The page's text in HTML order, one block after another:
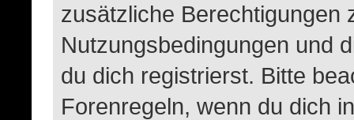
zusätzliche Berechtigungen
Nutzungsbedingungen und
du dich registrierst. Bitte
Forenregeln, wenn du dich